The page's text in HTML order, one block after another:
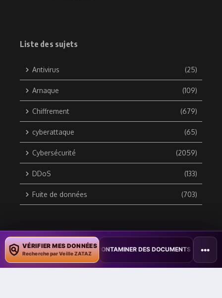
Liste des sujets
Antivirus (25)
Arnaque (109)
Chiffrement (679)
cyberattaque (65)
Cybersécurité (2059)
DDoS (133)
Fuite de données (703)
Copyright © 2010 / 2026 DATA SECURITY BREACH - Groupe
ZATAZ Média
VÉRIFIER MES DONNÉES
Recherche par Veille ZATAZ
COPILOT POUR CONTAMINER DES DOCUMENTS • TAÏWAN
•••